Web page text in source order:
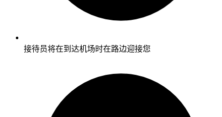
接待员将在到达机场时在路边迎接您